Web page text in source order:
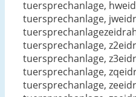
tuersprechanlage,
tuersprechanlage,
tuersprechanlage,
tuersprechanlage,
tuersprechanlage,
tuersprechanlage,